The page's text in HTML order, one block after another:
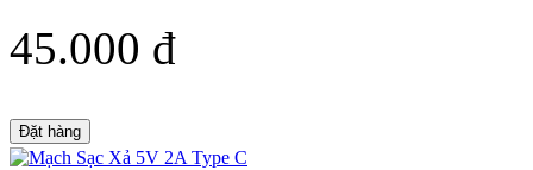
45.000 đ
Đặt hàng